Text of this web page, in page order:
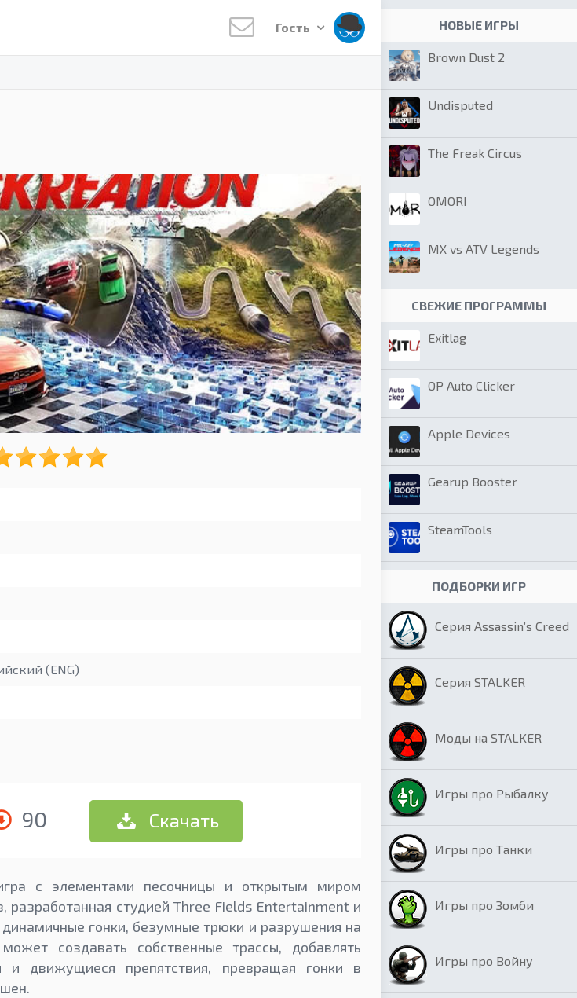
Гость
(ENG)
90 Скачать
с элементами песочницы и открытым миром
студией Three Fields Entertainment и
гонки, безумные трюки и разрушения на
создавать собственные трассы, добавлять
и движущиеся препятствия, превращая гонки в
НОВЫЕ ИГРЫ
Brown Dust 2
Undisputed
The Freak Circus
OMORI
MX vs ATV Legends
СВЕЖИЕ ПРОГРАММЫ
Exitlag
OP Auto Clicker
Apple Devices
Gearup Booster
SteamTools
ПОДБОРКИ ИГР
Серия Assassin’s Creed
Серия STALKER
Моды на STALKER
Игры про Рыбалку
Игры про Танки
Игры про Зомби
Игры про Войну